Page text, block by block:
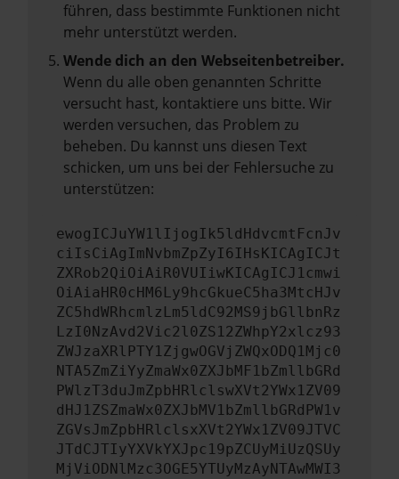
führen, dass bestimmte Funktionen nicht
mehr unterstützt werden.
Wende dich an den Webseitenbetreiber.
Wenn du alle oben genannten Schritte
versucht hast, kontaktiere uns bitte. Wir
werden versuchen, das Problem zu
beheben. Du kannst uns diesen Text
schicken, um uns bei der Fehlersuche zu
unterstützen:
ewogICJuYW1lIjogIk5ldHdvcmtFcnJv
ciIsCiAgImNvbmZpZyI6IHsKICAgICJt
ZXRob2QiOiAiR0VUIiwKICAgICJ1cmwi
OiAiaHR0cHM6Ly9hcGkueC5ha3MtcHJv
ZC5hdWRhcmlzLm5ldC92MS9jbGllbnRz
LzI0NzAvd2Vic2l0ZS12ZWhpY2xlcz93
ZWJzaXRlPTY1ZjgwOGVjZWQxODQ1Mjc0
NTA5ZmZiYyZmaWx0ZXJbMF1bZmllbGRd
PWlzT3duJmZpbHRlclswXVt2YWx1ZV09
dHJ1ZSZmaWx0ZXJbMV1bZmllbGRdPW1v
ZGVsJmZpbHRlclsxXVt2YWx1ZV09JTVC
JTdCJTIyYXVkYXJpc19pZCUyMiUzQSUy
MjViODNlMzc3OGE5YTUyMzAyNTAwMWI3